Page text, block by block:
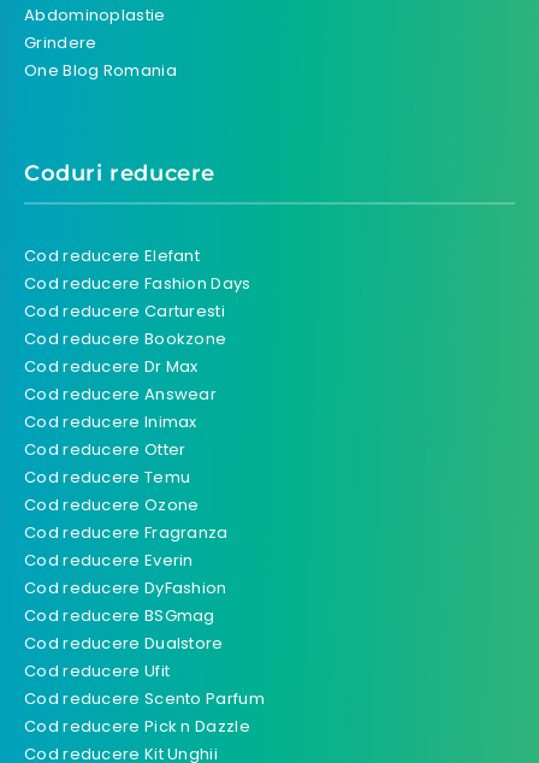
Abdominoplastie
Grindere
One Blog Romania
Coduri reducere
Cod reducere Elefant
Cod reducere Fashion Days
Cod reducere Carturesti
Cod reducere Bookzone
Cod reducere Dr Max
Cod reducere Answear
Cod reducere Inimax
Cod reducere Otter
Cod reducere Temu
Cod reducere Ozone
Cod reducere Fragranza
Cod reducere Everin
Cod reducere DyFashion
Cod reducere BSGmag
Cod reducere Dualstore
Cod reducere Ufit
Cod reducere Scento Parfum
Cod reducere Pick n Dazzle
Cod reducere Kit Unghii